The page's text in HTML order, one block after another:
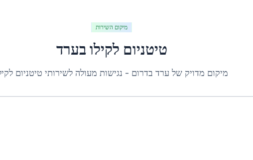
מיקום השירות
טיטניום לקילובערד
מיקום מדויק של ערד בדרום - נגישות מעולה לשירותי טיטניום